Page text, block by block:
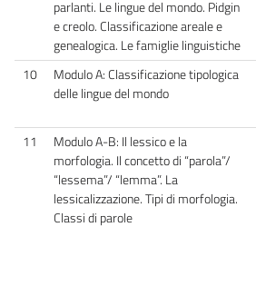
parlanti. Le lingue del mondo. Pidgin
e creolo. Classificazione areale e
genealogica. Le famiglie linguistiche
10
Modulo A: Classificazione tipologica
delle lingue del mondo
11
Modulo A-B: Il lessico e la
morfologia. Il concetto di “parola”/
“lessema”/ “lemma”. La
lessicalizzazione. Tipi di morfologia.
Classi di parole